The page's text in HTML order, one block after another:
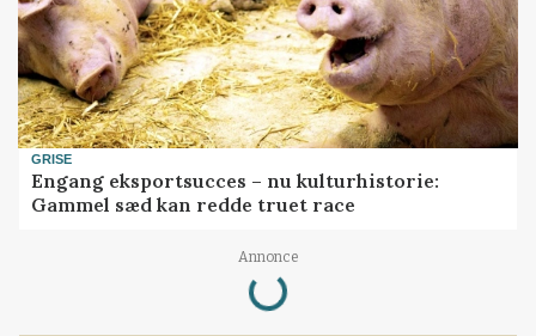
GRISE
Engang eksportsucces – nu kulturhistorie:
Gammel sæd kan redde truet race
Annonce
Loading...